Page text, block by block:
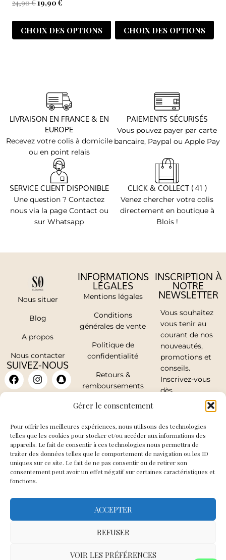
Gérer le consentement
Pour offrir les meilleures expériences, nous utilisons des technologies
telles que les cookies pour stocker et/ou accéder aux informations des
appareils. Le fait de consentir à ces technologies nous permettra de
traiter des données telles que le comportement de navigation ou les ID
uniques sur ce site. Le fait de ne pas consentir ou de retirer son
consentement peut avoir un effet négatif sur certaines caractéristiques et
fonctions.
ACCEPTER
REFUSER
VOIR LES PRÉFÉRENCES
24,90€19,90 €
CHOIX DES OPTIONS CHOIX DES OPTIONS
LIVRAISON EN FRANCE & EN
EUROPE
Recevez votre colis à domicile
ou en point relais
PAIEMENTS SÉCURISÉS
Vous pouvez payer par carte
bancaire, Paypal ou Apple Pay
SERVICE CLIENT DISPONIBLE
Une question ? Contactez
nous via la page Contact ou
sur Whatsapp
CLICK & COLLECT ( 41 )
Venez chercher votre colis
directement en boutique à
Blois !
Nous situer
Blog
A propos
Nous contacter
SUIVEZ-NOUS
INFORMATIONS
LÉGALES
Mentions légales
Conditions
générales de vente
Politique de
confidentialité
Retours &
remboursements
Mon compte
INSCRIPTION À
NOTRE
NEWSLETTER
Vous souhaitez
vous tenir au
courant de nos
nouveautés,
promotions et
conseils.
Inscrivez-vous
dès
J'accepte de
recevoir les mails